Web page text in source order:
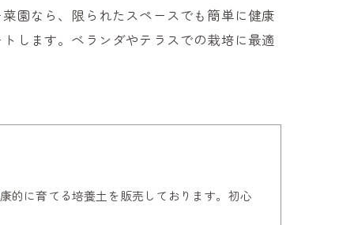
園なら、限られたスペースでも簡単に健康
します。ベランダやテラスでの栽培に最適
的に育てる培養土を販売しております。初心